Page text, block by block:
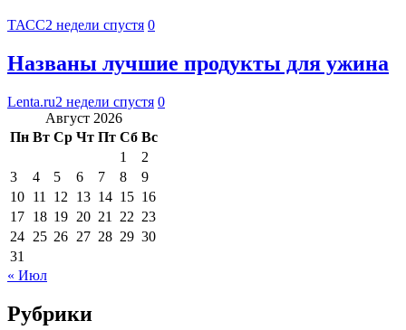
ТАСС2 недели спустя 0
Названы лучшие продукты для ужина
Lenta.ru2 недели спустя 0
Август 2026
Пн Вт Ср Чт Пт Сб Вс
1
2
3
4 5 6 7 8
9
10 11 12 13 14 15 16
17 18 19 20 21 22 23
24 25 26 27 28 29 30
31
« Июл
Рубрики